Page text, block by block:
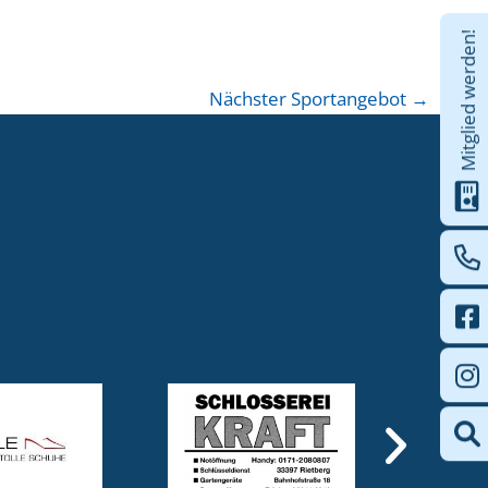
Nächster Sportangebot → Mitglied werden!